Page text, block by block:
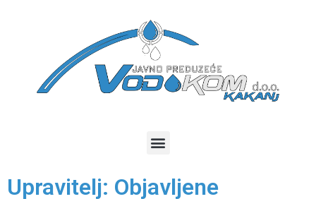
Upravitelj: Objavljene